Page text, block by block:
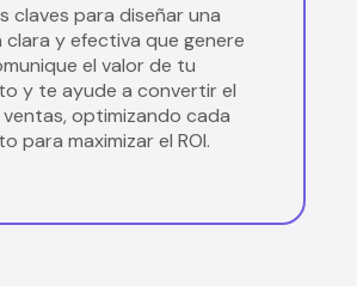
claves para diseñar una
y efectiva que genere
el valor de tu
y te ayude a convertir el
optimizando cada
para maximizar el ROI.